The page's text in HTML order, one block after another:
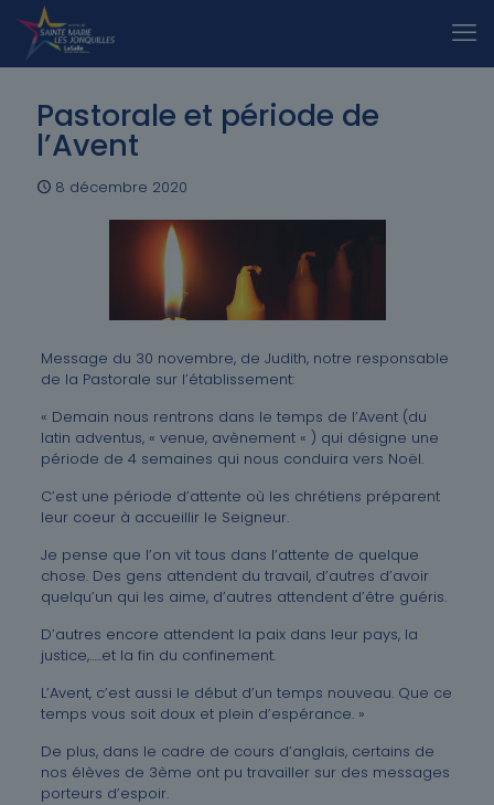
Pastorale et période de
l’Avent
8 décembre 2020
Message du 30 novembre, de Judith, notre responsable
de la Pastorale sur l’établissement:
« Demain nous rentrons dans le temps de l’Avent (du
latin adventus, « venue, avènement « ) qui désigne une
période de 4 semaines qui nous conduira vers Noël.
C’est une période d’attente où les chrétiens préparent
leur coeur à accueillir le Seigneur.
Je pense que l’on vit tous dans l’attente de quelque
chose. Des gens attendent du travail, d’autres d’avoir
quelqu’un qui les aime, d’autres attendent d’être guéris.
D’autres encore attendent la paix dans leur pays, la
justice,…..et la fin du confinement.
L’Avent, c’est aussi le début d’un temps nouveau. Que ce
temps vous soit doux et plein d’espérance. »
De plus, dans le cadre de cours d’anglais, certains de
nos élèves de 3ème ont pu travailler sur des messages
porteurs d’espoir.